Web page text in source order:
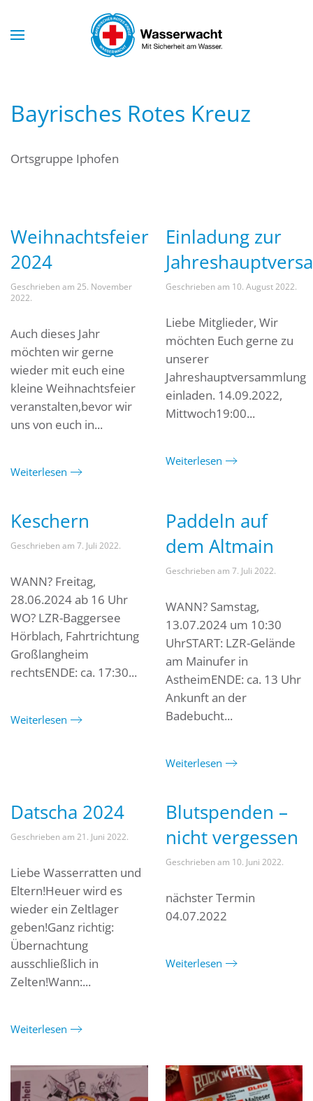
Skip to main content
Bayrisches Rotes Kreuz
Ortsgruppe Iphofen
Weihnachtsfeier
2024
Geschrieben am 25. November
2022.
Auch dieses Jahr
möchten wir gerne
wieder mit euch eine
kleine Weihnachtsfeier
veranstalten,bevor wir
uns von euch in...
Weiterlesen
Einladung zur
Geschrieben am 10. August 2022.
Liebe Mitglieder, Wir
möchten Euch gerne zu
unserer
Jahreshauptversammlung
einladen. 14.09.2022,
Mittwoch19:00...
Weiterlesen
Keschern
Geschrieben am 7. Juli 2022.
WANN? Freitag,
28.06.2024 ab 16 Uhr
WO? LZR-Baggersee
Hörblach, Fahrtrichtung
Großlangheim
rechtsENDE: ca. 17:30...
Weiterlesen
Paddeln auf
dem Altmain
Geschrieben am 7. Juli 2022.
WANN? Samstag,
13.07.2024 um 10:30
UhrSTART: LZR-Gelände
am Mainufer in
AstheimENDE: ca. 13 Uhr
Ankunft an der
Badebucht...
Weiterlesen
Datscha 2024
Geschrieben am 21. Juni 2022.
Liebe Wasserratten und
Eltern!Heuer wird es
wieder ein Zeltlager
geben!Ganz richtig:
Übernachtung
ausschließlich in
Zelten!Wann:...
Weiterlesen
Blutspenden –
nicht vergessen
Geschrieben am 10. Juni 2022.
nächster Termin
04.07.2022
Weiterlesen